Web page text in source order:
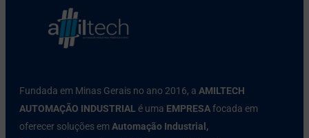
Fundada em Minas Gerais no ano 2016, a AMILTECH
AUTOMAÇÃO INDUSTRIAL é uma EMPRESAfocada em
oferecer soluções em Automação Industrial,